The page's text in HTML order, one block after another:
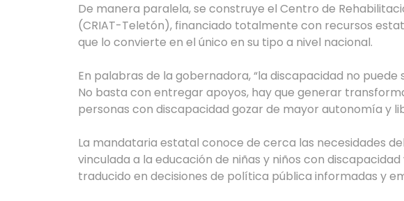
De manera paralela, se construye el Centro de
(CRIAT-Teletón), financiado totalmente con recursos
que lo convierte en el único en su tipo a nivel nacional.
En palabras de la gobernadora, “la discapacidad no
No basta con entregar apoyos, hay que generar
personas con discapacidad gozar de mayor autonomía y
La mandataria estatal conoce de cerca las necesidades
vinculada a la educación de niñas y niños con
traducido en decisiones de política pública informadas y